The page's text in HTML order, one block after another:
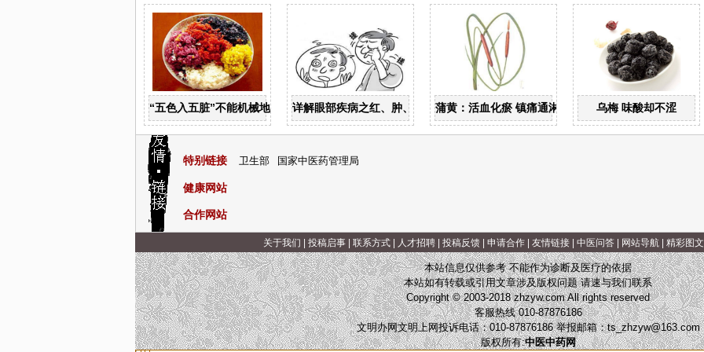
“五色入五脏”不能机械地运用详解眼部疾病之红、肿、痒、痛蒲黄：活血化瘀 镇痛通淋 乌梅 味酸却不涩
特别链接 卫生部 国家中医药管理局
健康网站
合作网站
关于我们 投稿启事| 联系方式| 人才招聘| 投稿反馈| 申请合作| 友情链接| 中医问答| 网站导航| 精彩图文
本站信息仅供参考 不能作为诊断及医疗的依据
本站如有转载或引用文章涉及版权问题 请速与我们联系
Copyright © 2003-2018 zhzyw.com All rights reserved
客服热线 010-87876186
文明办网文明上网投诉电话：010-87876186 举报邮箱：ts_zhzyw@163.com
版权所有:中医中药网